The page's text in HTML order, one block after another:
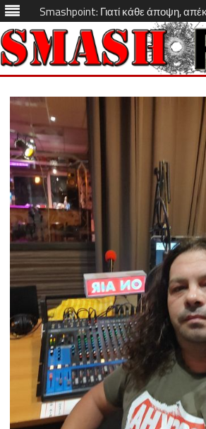
Smashpoint: Γιατί κάθε άποψη,
Skip